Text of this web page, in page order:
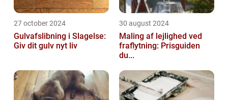
27 october 2024
Gulvafslibning i Slagelse:
Giv dit gulv nyt liv
30 august 2024
Maling af lejlighed ved
fraflytning: Prisguiden
du...